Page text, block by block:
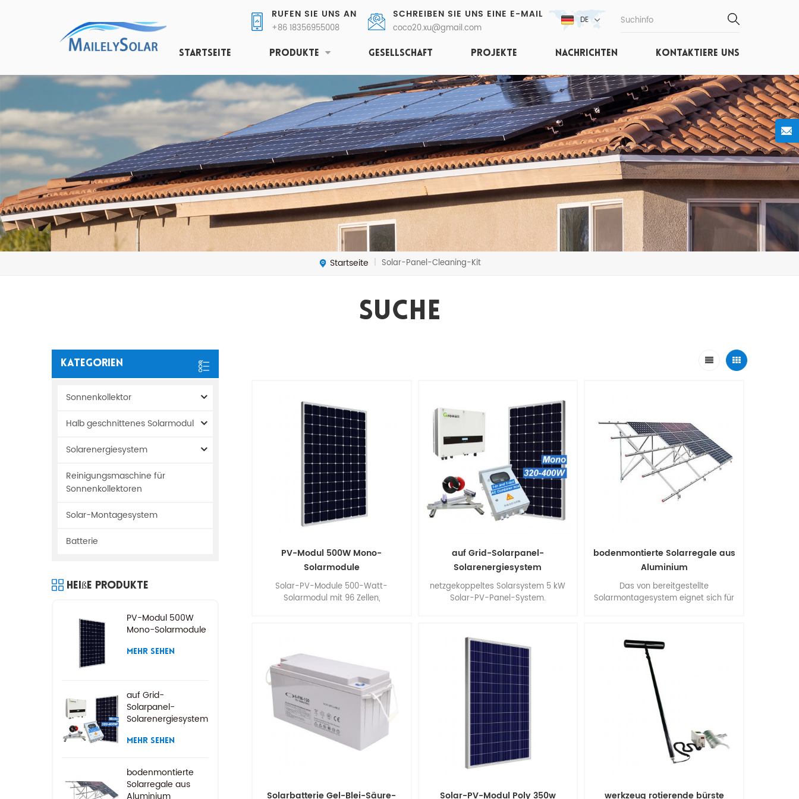
DE
RUFEN SIE UNS AN
+86 18356955008
SCHREIBEN SIE UNS EINE E-MAIL
coco20.xu@gmail.com
STARTSEITE PRODUKTE GESELLSCHAFT PROJEKTE NACHRICHTEN KONTAKTIERE UNS
Startseite | Solar-Panel-Cleaning-Kit
Suche
Kategorien
Sonnenkollektor
Halb geschnittenes Solarmodul
Solarenergiesystem
Reinigungsmaschine für
Sonnenkollektoren
Solar-Montagesystem
Batterie
Heiße Produkte
PV-Modul 500W
Mono-Solarmodule
MEHR SEHEN
auf Grid-
Solarpanel-
Solarenergiesystem
MEHR SEHEN
bodenmontierte
Solarregale aus
PV-Modul 500W Mono-
Solarmodule
Solar-PV-Module 500-Watt-
Solarmodul mit 96 Zellen,
auf Grid-Solarpanel-
Solarenergiesystem
netzgekoppeltes Solarsystem 5 kW
Solar-PV-Panel-System.
bodenmontierte Solarregale aus
Aluminium
Das von bereitgestellte
Solarmontagesystem eignet sich für
flexibilität der konstruktion, stabilität
und genauigkeit, außergewöhnliche
umweltleistung, hervorragende
qualität.
Solarbatterie Gel-Blei-Säure-
Solar-PV-Modul Poly 350w
werkzeug rotierende bürste